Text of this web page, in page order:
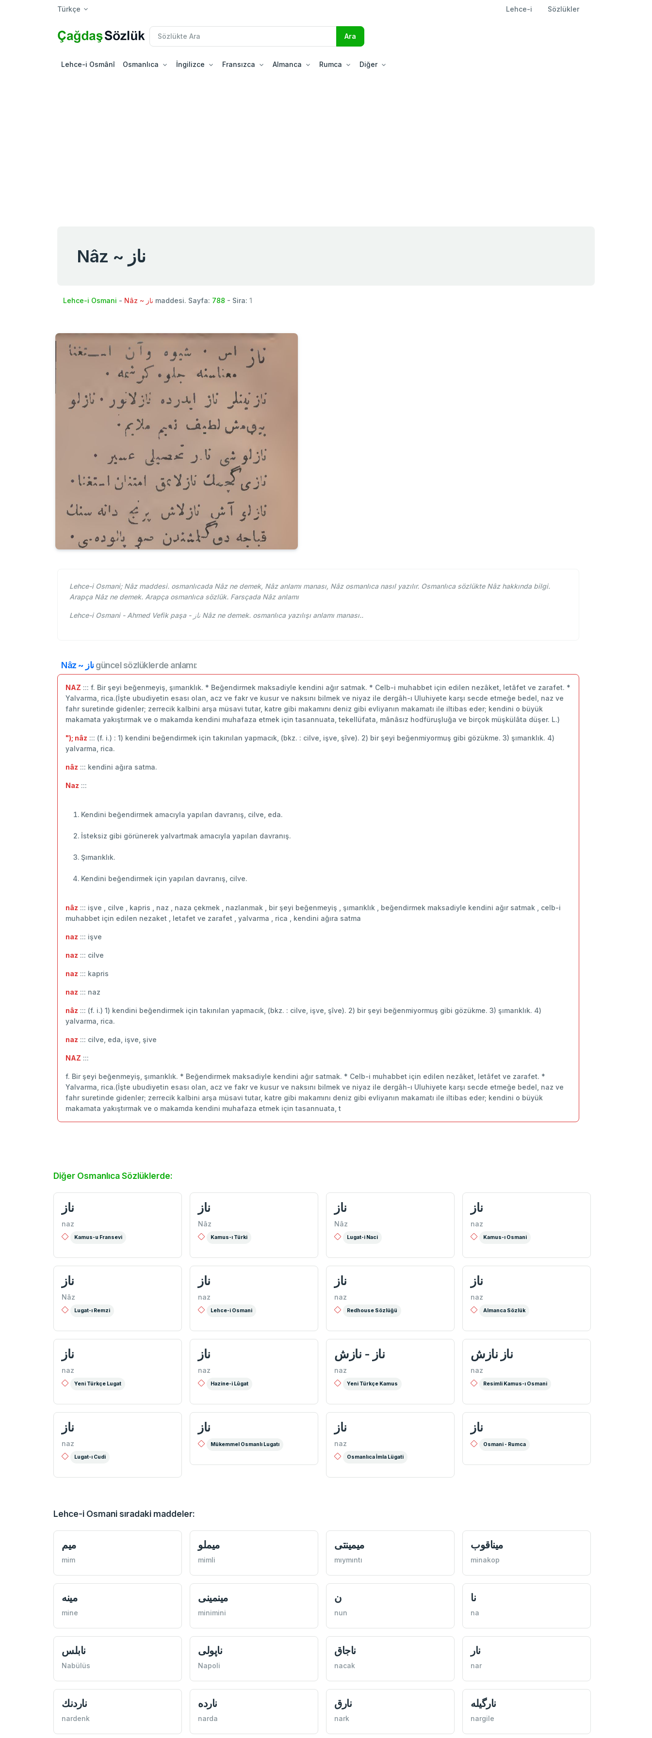
Türkçe Lehce-i Sözlükler
Lehce-i Osmânî Osmanlıca İngilizce Fransızca Almanca Rumca Diğer
Nâz ~ ناز
Lehce-i Osmani - Nâz ~ ناز maddesi. Sayfa: 788 - Sira: 1
Lehce-i Osmani; Nâz maddesi. osmanlıcada Nâz ne demek, Nâz anlamı manası, Nâz osmanlıca nasıl yazılır. Osmanlıca sözlükte Nâz hakkında bilgi.
Arapça Nâz ne demek. Arapça osmanlıca sözlük. Farsçada Nâz anlamı
Lehce-i Osmani - Ahmed Vefik paşa - ناز Nâz ne demek. osmanlıca yazılışı anlamı manası..
Nâz ~ نازgüncel sözlüklerde anlamı:
NAZ ::: f. Bir şeyi beğenmeyiş, şımarıklık. * Beğendirmek maksadiyle kendini ağır satmak. * Celb-i muhabbet için edilen nezâket, letâfet ve zarafet. *
Yalvarma, rica.(İşte ubudiyetin esası olan, acz ve fakr ve kusur ve naksını bilmek ve niyaz ile dergâh-ı Uluhiyete karşı secde etmeğe bedel, naz ve
fahr suretinde gidenler; zerrecik kalbini arşa müsavi tutar, katre gibi makamını deniz gibi evliyanın makamatı ile iltibas eder; kendini o büyük
makamata yakıştırmak ve o makamda kendini muhafaza etmek için tasannuata, tekellüfata, mânâsız hodfüruşluğa ve birçok müşkülâta düşer. L.)
"); nâz ::: (f. i.) : 1) kendini beğendirmek için takınılan yapmacık, (bkz. : cilve, işve, şîve). 2) bir şeyi beğenmiyormuş gibi gözükme. 3) şımarıklık. 4)
yalvarma, rica.
nâz ::: kendini ağıra satma.
Naz :::
Kendini beğendirmek amacıyla yapılan davranış, cilve, eda.
İsteksiz gibi görünerek yalvartmak amacıyla yapılan davranış.
Şımarıklık.
Kendini beğendirmek için yapılan davranış, cilve.
nâz ::: işve , cilve , kapris , naz , naza çekmek , nazlanmak , bir şeyi beğenmeyiş , şımarıklık , beğendirmek maksadiyle kendini ağır satmak , celb-i
muhabbet için edilen nezaket , letafet ve zarafet , yalvarma , rica , kendini ağıra satma
naz ::: ‬işve
naz ::: cilve
naz ::: kapris
naz ::: naz
nâz ::: (f. i.) 1) kendini beğendirmek için takınılan yapmacık, (bkz. : cilve, işve, şîve). 2) bir şeyi beğenmiyormuş gibi gözükme. 3) şımarıklık. 4)
yalvarma, rica.
naz ::: cilve, eda, işve, şive
NAZ :::
f. Bir şeyi beğenmeyiş, şımarıklık. * Beğendirmek maksadiyle kendini ağır satmak. * Celb-i muhabbet için edilen nezâket, letâfet ve zarafet. *
Yalvarma, rica.(İşte ubudiyetin esası olan, acz ve fakr ve kusur ve naksını bilmek ve niyaz ile dergâh-ı Uluhiyete karşı secde etmeğe bedel, naz ve
fahr suretinde gidenler; zerrecik kalbini arşa müsavi tutar, katre gibi makamını deniz gibi evliyanın makamatı ile iltibas eder; kendini o büyük
makamata yakıştırmak ve o makamda kendini muhafaza etmek için tasannuata, t
Diğer Osmanlıca Sözlüklerde:
ناز
naz
Kamus-u Fransevi
ناز
Nâz
Kamus-ı Türki
ناز
Nâz
Lugat-i Naci
ناز
naz
Kamus-ı Osmani
ناز
Nâz
Lugat-ı Remzi
ناز
naz
Lehce-i Osmani
ناز
naz
Redhouse Sözlüğü
ناز
naz
Almanca Sözlük
ناز
naz
Yeni Türkçe Lugat
ناز
naz
Hazine-i Lûgat
ناز - نازش
naz
Yeni Türkçe Kamus
ناز نازش
naz
Resimli Kamus-ı Osmani
ناز
naz
Lugat-ı Cudi
ناز
Mükemmel Osmanlı Lugatı
ناز
naz
Osmanlıca İmla Lügati
ناز
Osmani - Rumca
Lehce-i Osmani sıradaki maddeler:
ميم
mim
ميملو
mimli
ميمينتی
mıymıntı
ميناقوب
minakop
مينه
mine
مينمينی
minimini
ن
nun
نا
na
نابلس
Nabülüs
ناپولی
Napoli
ناجاق
nacak
نار
nar
ناردنك
nardenk
نارده
narda
نارق
nark
نارگيله
nargile